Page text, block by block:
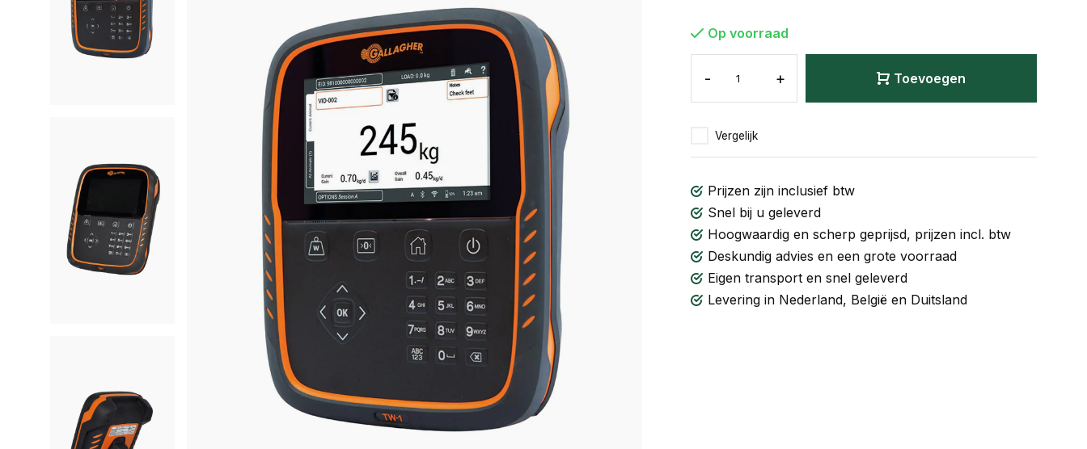
Op voorraad
- + Toevoegen
Vergelijk
Prijzen zijn inclusief btw
Snel bij u geleverd
Hoogwaardig en scherp geprijsd, prijzen incl. btw
Deskundig advies en een grote voorraad
Eigen transport en snel geleverd
Levering in Nederland, België en Duitsland